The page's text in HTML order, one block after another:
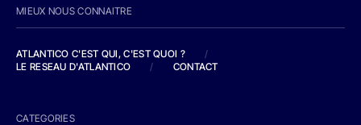
MIEUX NOUS CONNAITRE
ATLANTICO C'EST QUI, C'EST QUOI ?
/
LE RESEAU D'ATLANTICO
/ CONTACT
CATEGORIES